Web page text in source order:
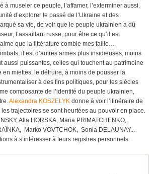
à museler ce peuple, l’affamer, l’exterminer aussi.
d’explorer le passé de l’Ukraine et des
sa vie, de voir que le peuple ukrainien a dû
l’assaillant russe, pour être ce qu’il est
que la littérature comble mes faille…
il est d’autres armes plus insidieuses, moins
aussi puissantes, celles qui touchent au patrimoine
en miettes, le détruire, à moins de pousser la
à des fins politiques, pour les siècles
composante de l’identité du peuple ukrainien,
Alexandra KOSZELYK donne à voir l’itinéraire de
trajectoires se sont heurtées au pouvoir en place.
Alla HORSKA, Maria PRIMATCHENKO,
Marko VOVTCHOK, Sonia DELAUNAY...
à s’intéresser à leurs registres personnels.